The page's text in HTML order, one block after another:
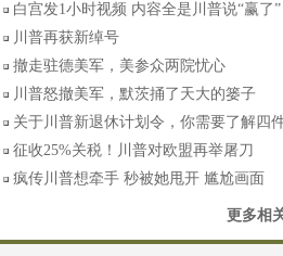
白宫发1小时视频 内容全是川普说“赢了”
川普再获新绰号
撤走驻德美军，美参众两院忧心
川普怒撤美军，默茨捅了天大的篓子
关于川普新退休计划令，你需要了解四
征收25%关税！川普对欧盟再举屠刀
疯传川普想牵手 秒被她甩开 尴尬画面
更多相